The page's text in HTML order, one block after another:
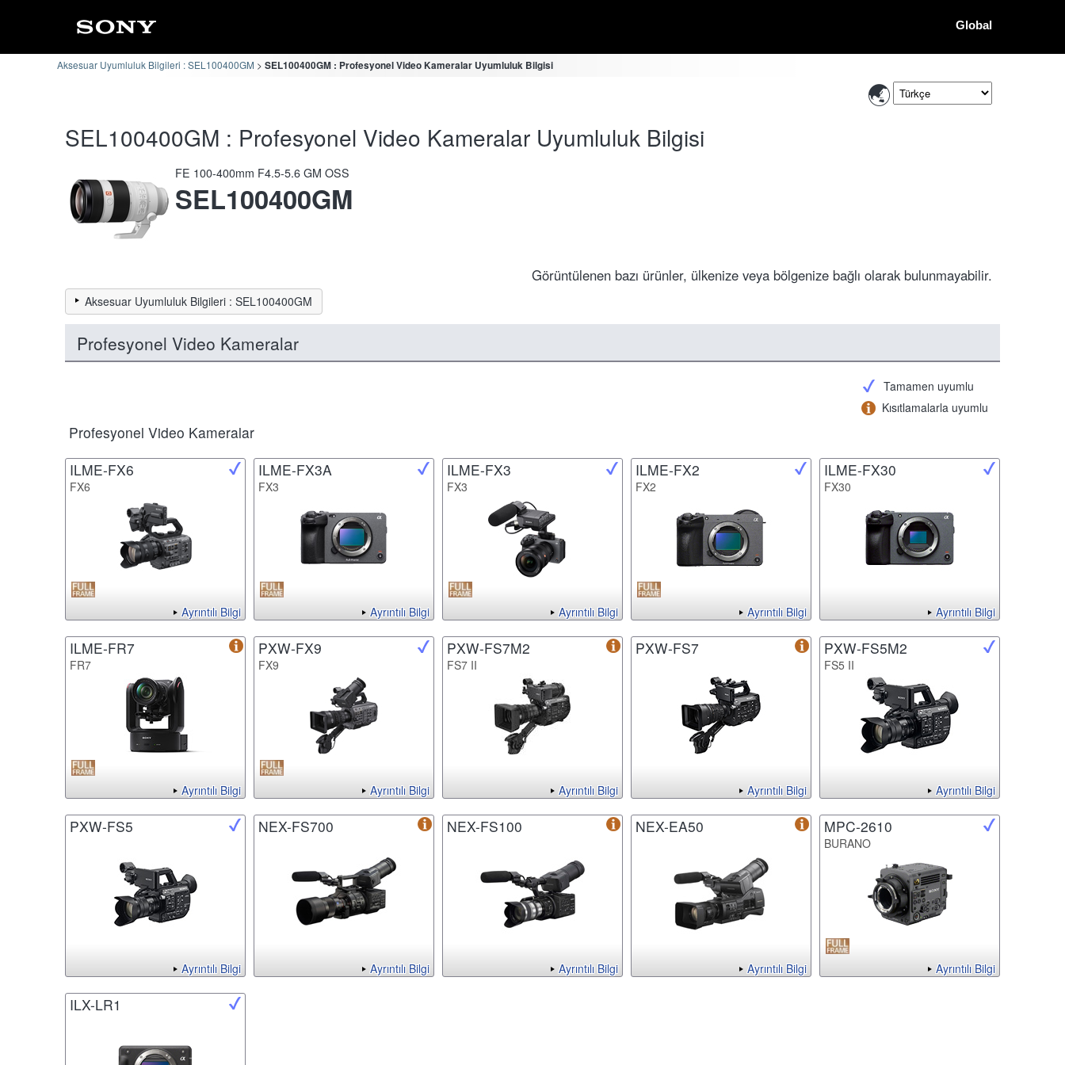
Global
Aksesuar Uyumluluk Bilgileri : SEL100400GM SEL100400GM : Profesyonel Video Kameralar Uyumluluk Bilgisi
SEL100400GM : Profesyonel Video Kameralar Uyumluluk Bilgisi
FE 100-400mm F4.5-5.6 GM OSS
SEL100400GM
Görüntülenen bazı ürünler, ülkenize veya bölgenize bağlı olarak bulunmayabilir.
Aksesuar Uyumluluk Bilgileri : SEL100400GM
Profesyonel Video Kameralar
Tamamen uyumlu
Kısıtlamalarla uyumlu
Profesyonel Video Kameralar
ILME-FX6
FX6
Ayrıntılı Bilgi
ILME-FX3A
FX3
Ayrıntılı Bilgi
ILME-FX3
FX3
Ayrıntılı Bilgi
ILME-FX2
FX2
Ayrıntılı Bilgi
ILME-FX30
FX30
Ayrıntılı Bilgi
ILME-FR7
FR7
Ayrıntılı Bilgi
PXW-FX9
FX9
Ayrıntılı Bilgi
PXW-FS7M2
FS7 II
Ayrıntılı Bilgi
PXW-FS7
Ayrıntılı Bilgi
PXW-FS5M2
FS5 II
Ayrıntılı Bilgi
PXW-FS5
Ayrıntılı Bilgi
NEX-FS700
Ayrıntılı Bilgi
NEX-FS100
Ayrıntılı Bilgi
NEX-EA50
Ayrıntılı Bilgi
MPC-2610
BURANO
Ayrıntılı Bilgi
ILX-LR1